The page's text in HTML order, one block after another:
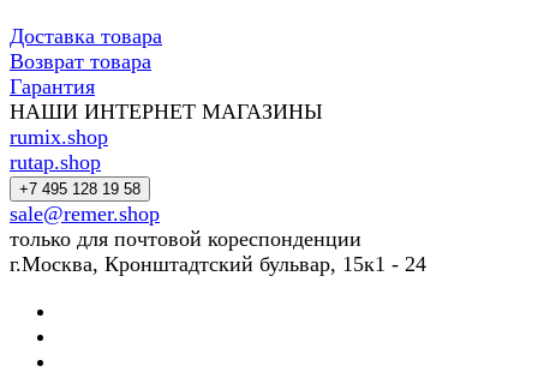
Доставка товара
Возврат товара
Гарантия
НАШИ ИНТЕРНЕТ МАГАЗИНЫ
rumix.shop
rutap.shop
+7 495 128 19 58
sale@remer.shop
только для почтовой кореспонденции
г.Москва, Кронштадтский бульвар, 15к1 - 24